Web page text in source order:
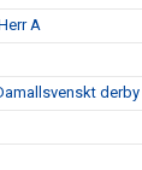
A
derby